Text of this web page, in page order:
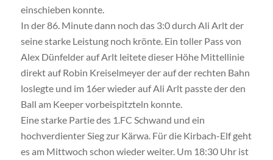
einschieben konnte.
In der 86. Minute dann noch das 3:0 durch Ali Arlt der
seine starke Leistung noch krönte. Ein toller Pass von
Alex Dünfelder auf Arlt leitete dieser Höhe Mittellinie
direkt auf Robin Kreiselmeyer der auf der rechten Bahn
loslegte und im 16er wieder auf Ali Arlt passte der den
Ball am Keeper vorbeispitzteln konnte.
Eine starke Partie des 1.FC Schwand und ein
hochverdienter Sieg zur Kärwa. Für die Kirbach-Elf geht
es am Mittwoch schon wieder weiter. Um 18:30 Uhr ist